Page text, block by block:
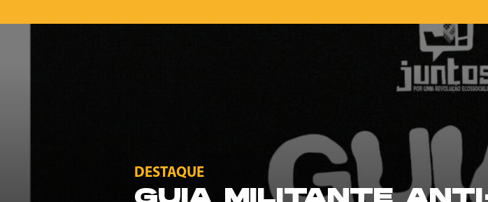
DESTAQUE